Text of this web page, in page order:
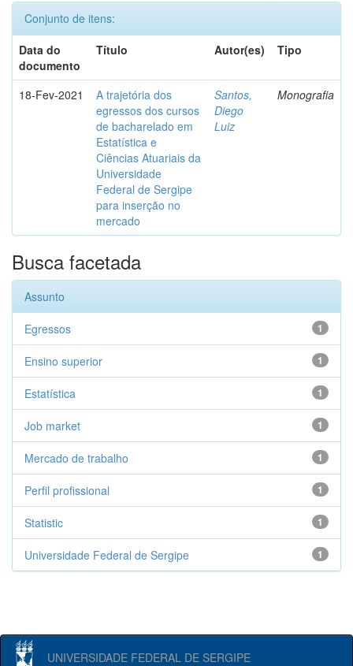
Conjunto de itens:
Data do
documento
Título Autor(es) Tipo
18-Fev-2021
A trajetória dos
egressos dos cursos
de bacharelado em
Estatística e
Ciências Atuariais da
Universidade
Federal de Sergipe
para inserção no
mercado
Santos,
Diego
Luiz
Monografia
Busca facetada
Assunto
1
Egressos
1
Ensino superior
1
Estatística
1
Job market
1
Mercado de trabalho
1
Perfil profissional
1
Statistic
1
Universidade Federal de Sergipe
UNIVERSIDADE FEDERAL DE SERGIPE